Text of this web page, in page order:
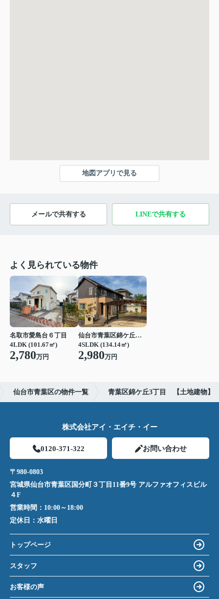
地図アプリで見る
メールで共有する LINEで共有する
よく見られている物件
名取市愛島台６丁目
4LDK (101.67㎡)
2,780万円
仙台市青葉区錦ケ丘３丁目
4SLDK (134.14㎡)
2,980万円
仙台市青葉区の物件一覧 青葉区錦ケ丘3丁目 【土地建物】
株式会社アイ・エイチ・イー
0120-371-322 お問い合わせ
〒980-0803
宮城県仙台市青葉区国分町３丁目11番9号 アルファオフィスビル
４F
営業時間： 10:00～18:00
定休日： 水曜日
トップページ
スタッフ
お客様の声